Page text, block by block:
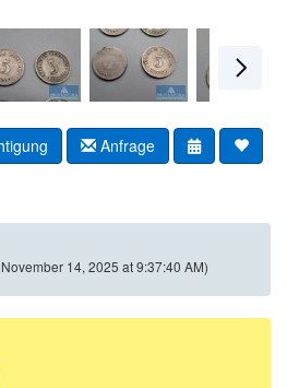
Anfrage
14, 2025 at 9:37:40 AM)